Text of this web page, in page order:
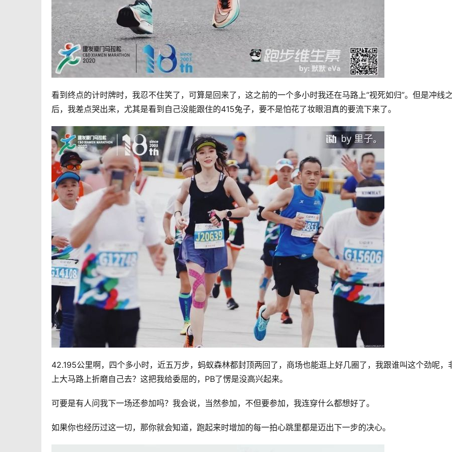
看到终点的计时牌时，我忍不住笑了，可算是回来了，这之前的一个多小时我还在马路上“视死如归”。但是冲线
后，我差点哭出来，尤其是看到自己没能跟住的415兔子，要不是怕花了妆眼泪真的要流下来了。
42.195公里啊，四个多小时，近五万步，蚂蚁森林都封顶两回了，商场也能逛上好几圈了，我跟谁叫这个劲呢，
上大马路上折磨自己去？这把我给委屈的，PB了愣是没高兴起来。
可要是有人问我下一场还参加吗？我会说，当然参加，不但要参加，我连穿什么都想好了。
如果你也经历过这一切，那你就会知道，跑起来时增加的每一拍心跳里都是迈出下一步的决心。